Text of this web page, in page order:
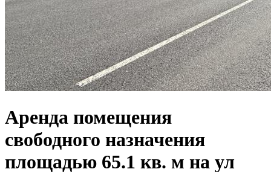
Аренда помещения
свободного назначения
площадью 65.1 кв. м на ул